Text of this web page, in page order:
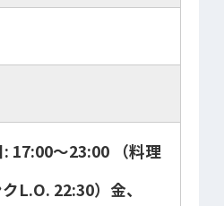
17:00～23:00 （料理
L.O. 22:30）金、